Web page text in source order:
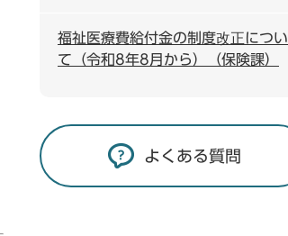
福祉医療費給付金の制度改正につい
て（令和8年8月から）（保険課）
よくある質問